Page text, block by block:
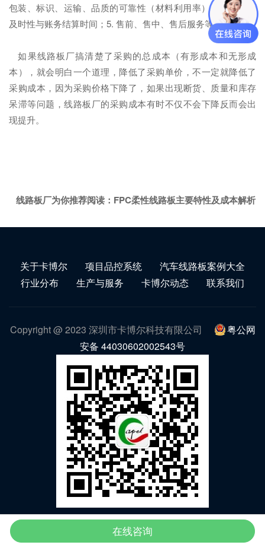
包装、标识、运输、品质的可靠性（材料利用率）；4. 单据的
及时性与账务结算时间；5. 售前、售中、售后服务等。
如果线路板厂搞清楚了采购的总成本（有形成本和无形成
本），就会明白一个道理，降低了采购单价，不一定就降低了
采购成本，因为采购价格下降了，如果出现断货、质量和库存
呆滞等问题，线路板厂的采购成本有时不仅不会下降反而会出
现提升。
线路板厂为你推荐阅读： FPC柔性线路板主要特性及成本解析
关于卡博尔 项目品控系统
汽车线路板案例大全
行业分布
生产与服务 卡博尔动态 联系我们
Copyright @ 2023 深圳市卡博尔科技有限公司
粤公网
安备 44030602002543号
微信公众号
在线咨询